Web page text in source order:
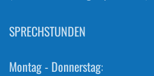
SPRECHSTUNDEN
Montag - Donnerstag: